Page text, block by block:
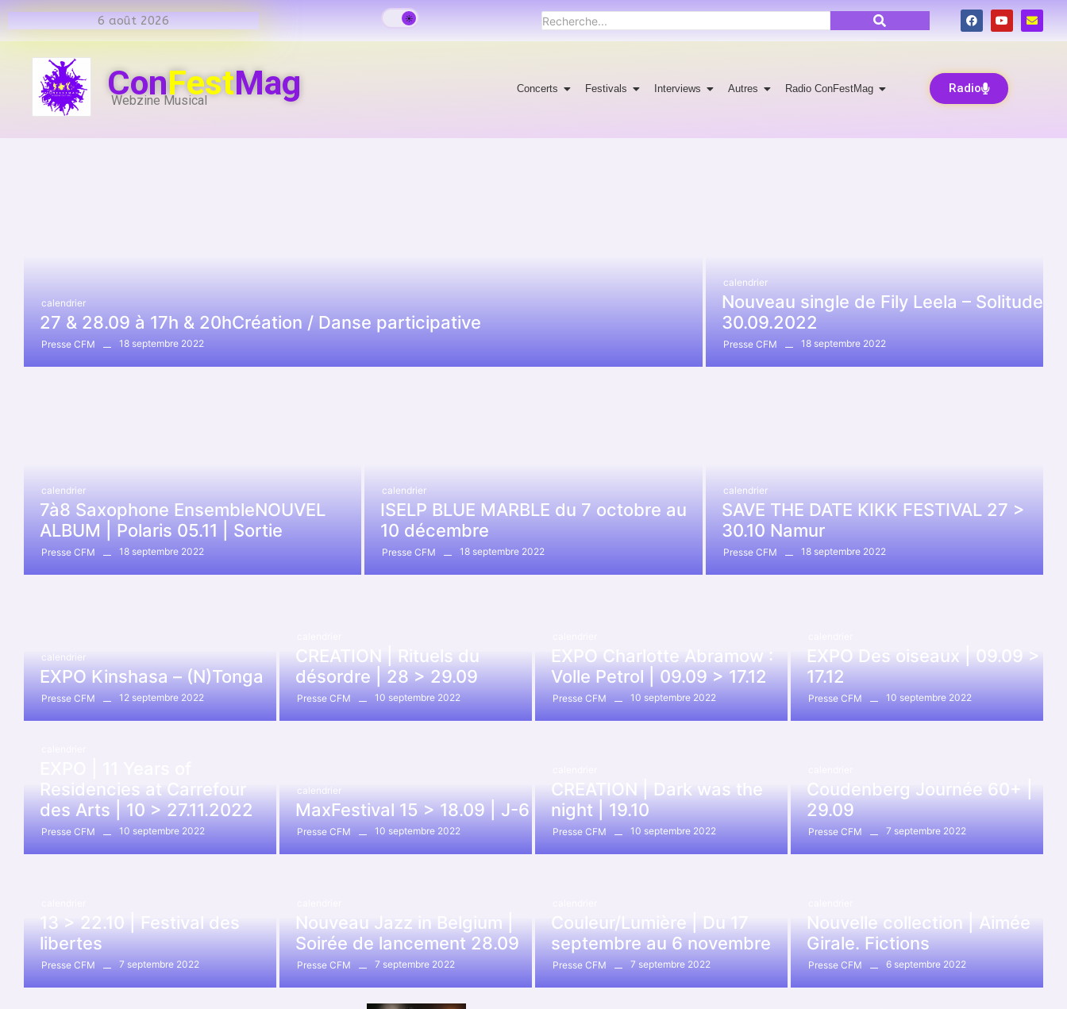
6 août 2026
ConFestMag
Webzine Musical
Concerts Festivals Interviews Autres Radio ConFestMag Radio
calendrier
27 & 28.09 à 17h & 20hCréation / Danse participative
Presse CFM 18 septembre 2022
calendrier
Nouveau single de Fily Leela – Solitude
30.09.2022
Presse CFM 18 septembre 2022
calendrier
7à8 Saxophone EnsembleNOUVEL
ALBUM | Polaris 05.11 | Sortie
Presse CFM 18 septembre 2022
calendrier
ISELP BLUE MARBLE du 7 octobre au
10 décembre
Presse CFM 18 septembre 2022
calendrier
SAVE THE DATE KIKK FESTIVAL 27 >
30.10 Namur
Presse CFM 18 septembre 2022
calendrier
EXPO Kinshasa – (N)Tonga
Presse CFM 12 septembre 2022
CREATION | Rituels du
désordre | 28 > 29.09
Presse CFM 10 septembre 2022
EXPO Charlotte Abramow :
Volle Petrol | 09.09 > 17.12
Presse CFM 10 septembre 2022
EXPO Des oiseaux | 09.09 >
17.12
Presse CFM 10 septembre 2022
Residencies at Carrefour
des Arts | 10 > 27.11.2022
Presse CFM 10 septembre 2022
calendrier
MaxFestival 15 > 18.09 | J-6
Presse CFM 10 septembre 2022
CREATION | Dark was the
night | 19.10
Presse CFM 10 septembre 2022
Coudenberg Journée 60+ |
29.09
Presse CFM 7 septembre 2022
13 > 22.10 | Festival des
libertes
Presse CFM 7 septembre 2022
Nouveau Jazz in Belgium |
Soirée de lancement 28.09
Presse CFM 7 septembre 2022
Couleur/Lumière | Du 17
septembre au 6 novembre
Presse CFM 7 septembre 2022
Nouvelle collection | Aimée
Girale. Fictions
Presse CFM 6 septembre 2022